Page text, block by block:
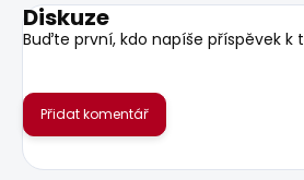
Diskuze
Buďte první, kdo napíše příspěvek k
Přidat komentář